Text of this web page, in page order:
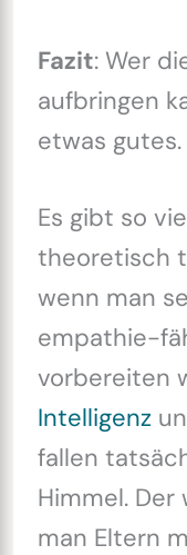
Fazit: Wer
aufbringen
etwas gutes.
Es gibt so
theoretisch
wenn man
empathie-
vorbereiten
Intelligenz
fallen
Himmel.
man Eltern